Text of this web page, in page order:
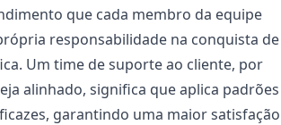
que cada membro da equipe
responsabilidade na conquista de
Um time de suporte ao cliente, por
alinhado, significa que aplica padrões
garantindo uma maior satisfação